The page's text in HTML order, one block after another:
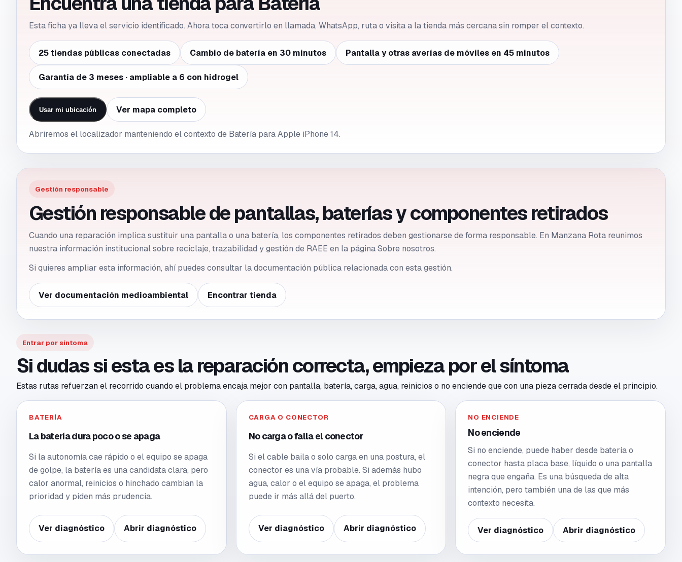
Esta ficha ya lleva el servicio identificado. Ahora toca convertirlo en llamada, WhatsApp, ruta o visita a la tienda más cercana sin romper el contexto.
25 tiendas públicas conectadas Cambio de batería en 30 minutos Pantalla y otras averías de móviles en 45 minutos
Garantía de 3 meses · ampliable a 6 con hidrogel
Usar mi ubicación Ver mapa completo
Abriremos el localizador manteniendo el contexto de Batería para Apple iPhone 14.
Gestión responsable
Gestión responsable de pantallas, baterías y componentes retirados
Cuando una reparación implica sustituir una pantalla o una batería, los componentes retirados deben gestionarse de forma responsable. En Manzana Rota reunimos
nuestra información institucional sobre reciclaje, trazabilidad y gestión de RAEE en la página Sobre nosotros.
Si quieres ampliar esta información, ahí puedes consultar la documentación pública relacionada con esta gestión.
Ver documentación medioambiental Encontrar tienda
Entrar por síntoma
Si dudas si esta es la reparación correcta, empieza por el síntoma
Estas rutas refuerzan el recorrido cuando el problema encaja mejor con pantalla, batería, carga, agua, reinicios o no enciende que con una pieza cerrada desde el principio.
BATERÍA
La batería dura poco o se apaga
Si la autonomía cae rápido o el equipo se apaga
de golpe, la batería es una candidata clara, pero
calor anormal, reinicios o hinchado cambian la
prioridad y piden más prudencia.
Ver diagnóstico Abrir diagnóstico
CARGA O CONECTOR
No carga o falla el conector
Si el cable baila o solo carga en una postura, el
conector es una vía probable. Si además hubo
agua, calor o el equipo se apaga, el problema
puede ir más allá del puerto.
Ver diagnóstico Abrir diagnóstico
NO ENCIENDE
No enciende
Si no enciende, puede haber desde batería o
conector hasta placa base, líquido o una pantalla
negra que engaña. Es una búsqueda de alta
intención, pero también una de las que más
contexto necesita.
Ver diagnóstico Abrir diagnóstico